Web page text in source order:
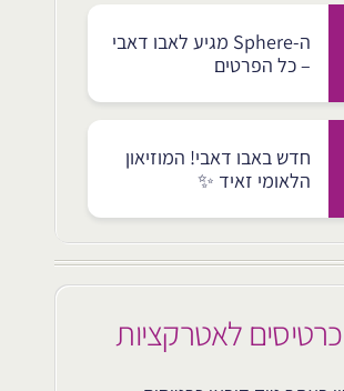
ה-Sphere מגיע לאבו דאבי
– כל הפרטים
חדש באבו דאבי! המוזיאון
הלאומי זאיד ✨
לאטרקציות